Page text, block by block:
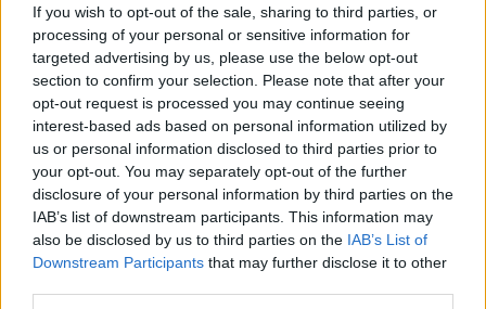
If you wish to opt-out of the sale, sharing to third parties, or
processing of your personal or sensitive information for
targeted advertising by us, please use the below opt-out
section to confirm your selection. Please note that after your
opt-out request is processed you may continue seeing
interest-based ads based on personal information utilized by
us or personal information disclosed to third parties prior to
your opt-out. You may separately opt-out of the further
disclosure of your personal information by third parties on the
IAB’s list of downstream participants. This information may
also be disclosed by us to third parties on the IAB’s List of
Downstream Participants that may further disclose it to other
грешки. Ако предпочитате, можете да
видите оригиналната версия на английски
език тук:
Notepad and Snipping Tool in Wrong
Language on Windows 11
Оказва се, че това изглежда се контролира от
списъка с предпочитани езици.
Този списък може да бъде намерен в Настройки
/ Време и език / Език и регион.